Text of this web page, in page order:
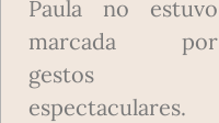
Paula no estuvo
marcada por
gestos
espectaculares.